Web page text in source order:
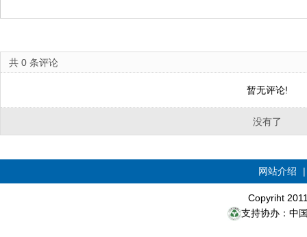
共 0 条评论
暂无评论!
没有了
网站介绍
Copyriht
支持协办：中